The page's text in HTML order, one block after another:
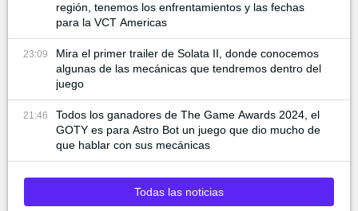
región, tenemos los enfrentamientos y las fechas
para la VCT Americas
23:09
Mira el primer trailer de Solata II, donde conocemos
algunas de las mecánicas que tendremos dentro del
juego
21:46
Todos los ganadores de The Game Awards 2024, el
GOTY es para Astro Bot un juego que dio mucho de
que hablar con sus mecánicas
Todas las noticias